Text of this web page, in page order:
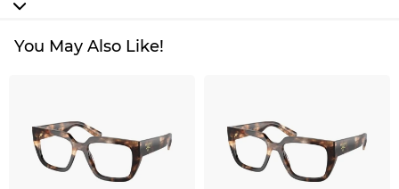
You May Also Like!